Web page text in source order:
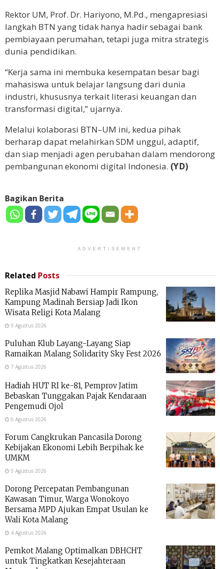
Rektor UM, Prof. Dr. Hariyono, M.Pd., mengapresiasi
langkah BTN yang tidak hanya hadir sebagai bank
pembiayaan perumahan, tetapi juga mitra strategis
dunia pendidikan.
“Kerja sama ini membuka kesempatan besar bagi
mahasiswa untuk belajar langsung dari dunia
industri, khususnya terkait literasi keuangan dan
transformasi digital,” ujarnya.
Melalui kolaborasi BTN–UM ini, kedua pihak
berharap dapat melahirkan SDM unggul, adaptif,
dan siap menjadi agen perubahan dalam mendorong
pembangunan ekonomi digital Indonesia. (YD)
Bagikan Berita
ADVERTISEMENT
Related Posts
Replika Masjid Nabawi Hampir Rampung,
Kampung Madinah Bersiap Jadi Ikon
Wisata Religi Kota Malang
9 Agustus 2026
Puluhan Klub Layang-Layang Siap
Ramaikan Malang Solidarity Sky Fest 2026
7 Agustus 2026
Hadiah HUT RI ke-81, Pemprov Jatim
Bebaskan Tunggakan Pajak Kendaraan
Pengemudi Ojol
6 Agustus 2026
Forum Cangkrukan Pancasila Dorong
Kebijakan Ekonomi Lebih Berpihak ke
UMKM
5 Agustus 2026
Dorong Percepatan Pembangunan
Kawasan Timur, Warga Wonokoyo
Bersama MPD Ajukan Empat Usulan ke
Wali Kota Malang
4 Agustus 2026
Pemkot Malang Optimalkan DBHCHT
untuk Tingkatkan Kesejahteraan